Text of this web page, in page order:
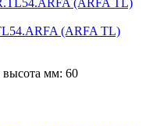
(ARFA TL)
высота мм: 60